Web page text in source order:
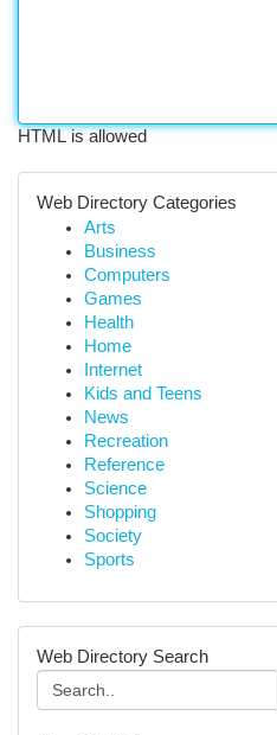
HTML is allowed
Web Directory Categories
Arts
Business
Computers
Games
Health
Home
Internet
Kids and Teens
News
Recreation
Reference
Science
Shopping
Society
Sports
Web Directory Search